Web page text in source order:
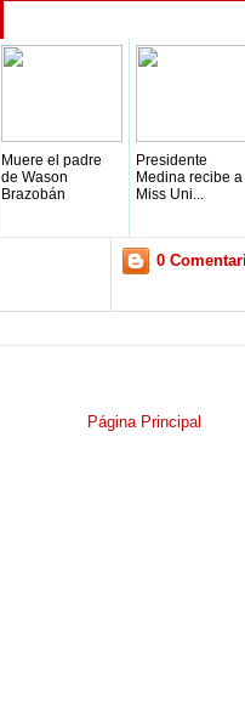
Muere el padre
de Wason
Brazobán
Presidente
Medina recibe a
Miss Uni...
0
Página Principal